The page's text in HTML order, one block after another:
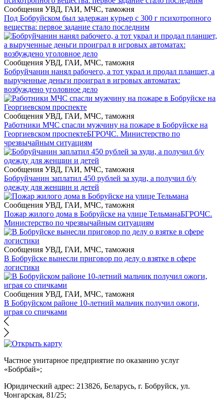
Сообщения УВД, ГАИ, МЧС, таможня
Под Бобруйском был задержан курьер с 300 г психотропного
вещества: первое задание стало последним
Сообщения УВД, ГАИ, МЧС, таможня
Бобруйчанин нанял рабочего, а тот украл и продал планшет, а
вырученные деньги проиграл в игровых автоматах:
возбуждено уголовное дело
Сообщения УВД, ГАИ, МЧС, таможня
Работники МЧС спасли мужчину на пожаре в Бобруйске на
Георгиевском проспектеБГРОЧС. Министерство по
чрезвычайным ситуациям
Сообщения УВД, ГАИ, МЧС, таможня
Бобруйчанин заплатил 450 рублей за худи, а получил б/у
одежду для женщин и детей
Сообщения УВД, ГАИ, МЧС, таможня
Пожар жилого дома в Бобруйске на улице ТельманаБГРОЧС.
Министерство по чрезвычайным ситуациям
Сообщения УВД, ГАИ, МЧС, таможня
В Бобруйске вынесли приговор по делу о взятке в сфере
логистики
Сообщения УВД, ГАИ, МЧС, таможня
В Бобруйском районе 10-летний мальчик получил ожоги,
играя со спичками
Частное унитарное предприятие по оказанию услуг
«Бобрбай»;
Юридический адрес: 213826, Беларусь, г. Бобруйск, ул.
Чонгарская, 81/25;